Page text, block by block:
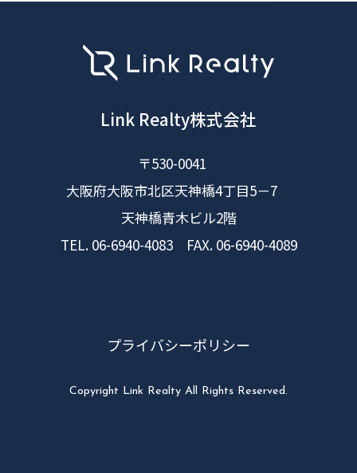
Link Realty株式会社
〒530-0041
大阪府大阪市北区天神橋4丁目5－7
天神橋青木ビル2階
TEL. 06-6940-4083 FAX. 06-6940-4089
プライバシーポリシー
Copyright Link Realty All Rights Reserved.